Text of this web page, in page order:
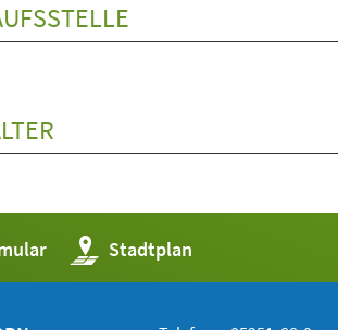
Stadtplan
(Öffnet
in
einem